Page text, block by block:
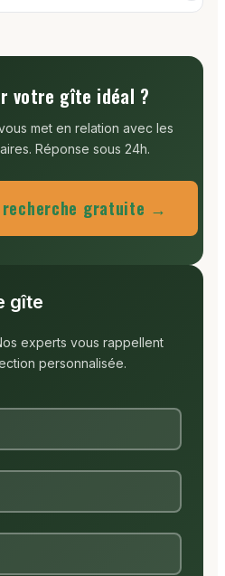
votre gîte idéal ?
met en relation avec les
Réponse sous 24h.
recherche gratuite →
gîte
experts vous rappellent
personnalisée.